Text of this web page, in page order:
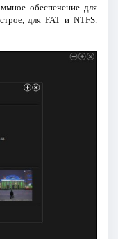
обеспечение для
для FAT и NTFS.